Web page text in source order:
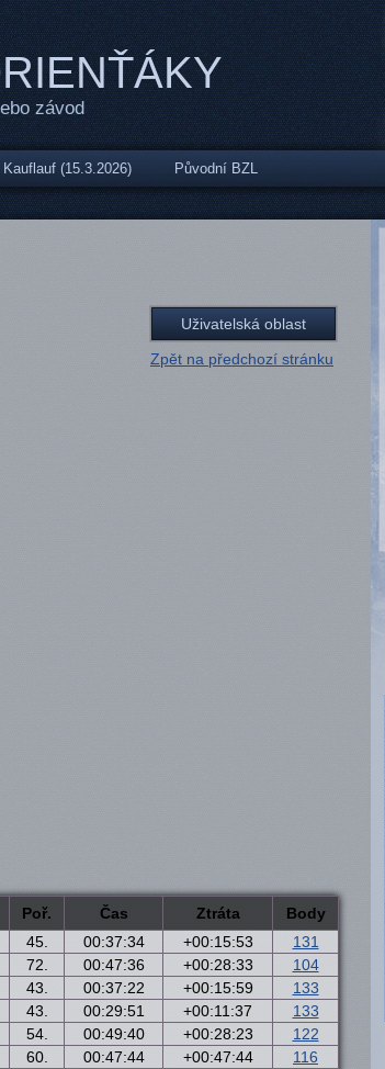
závod
Kauflauf (15.3.2026) Původní BZL
Uživatelská oblast
Zpět na předchozí stránku
Poř. Čas Ztráta
Body
45. 00:37:34 +00:15:53
131
72. 00:47:36 +00:28:33
104
43. 00:37:22 +00:15:59
133
43. 00:29:51 +00:11:37
133
54. 00:49:40 +00:28:23
122
60. 00:47:44 +00:47:44
116